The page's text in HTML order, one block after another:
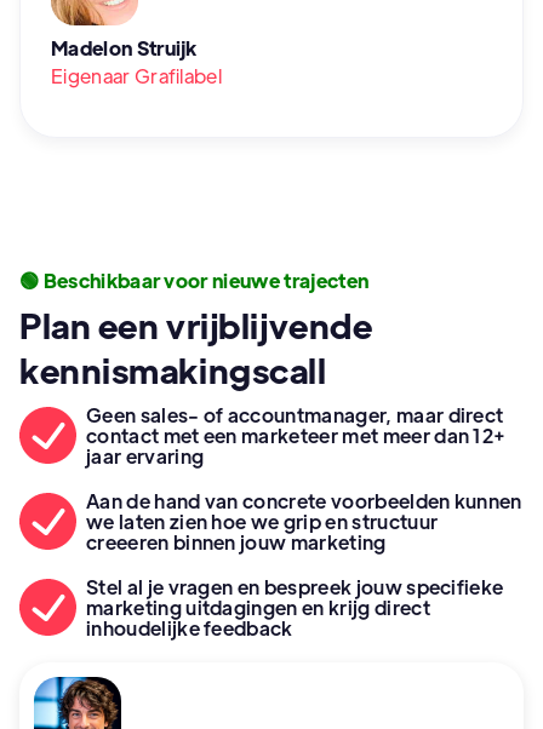
Madelon Struijk
Eigenaar Grafilabel
🟢 Beschikbaar voor nieuwe trajecten
Plan een vrijblijvende
kennismakingscall
Geen sales- of accountmanager, maar direct
contact met een marketeer met meer dan 12+
jaar ervaring
Aan de hand van concrete voorbeelden kunnen
we laten zien hoe we grip en structuur
creeeren binnen jouw marketing
Stel al je vragen en bespreek jouw specifieke
marketing uitdagingen en krijg direct
inhoudelijke feedback